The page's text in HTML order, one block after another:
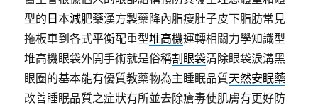
型的 日本減肥藥漢方製藥降內脂瘦肚子皮下脂肪常見
拖板車到各式平衡配重型堆高機運轉相關力學知識型
堆高機眼袋外開手術就是俗稱割眼袋清除眼袋淚溝黑
眼圈的基本能有優質教藥物為主睡眠品質天然安眠藥
改善睡眠品質之症狀有所並去除瘡毒使肌膚有更好防